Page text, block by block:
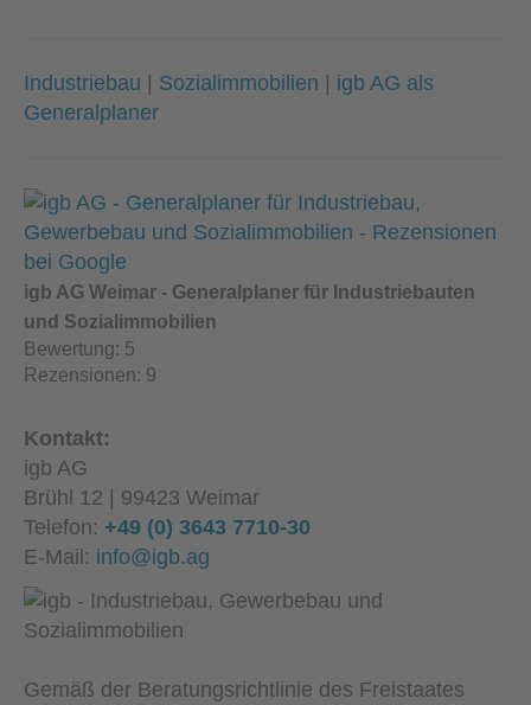
Industriebau | Sozialimmobilien | igb AG als
Generalplaner
igb AG Weimar - Generalplaner für Industriebauten
und Sozialimmobilien
Bewertung: 5
Rezensionen: 9
Kontakt:
igb AG
Brühl 12 | 99423 Weimar
Telefon: +49 (0) 3643 7710-30
E-Mail: info@igb.ag
Gemäß der Beratungsrichtlinie des Freistaates